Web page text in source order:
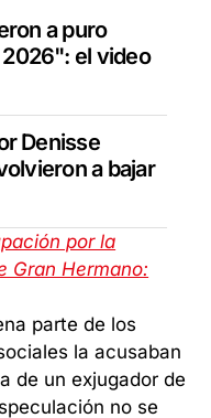
a puro
el video
Denisse
a bajar
por la
Gran Hermano:
parte de los
la acusaban
de un exjugador de
no se